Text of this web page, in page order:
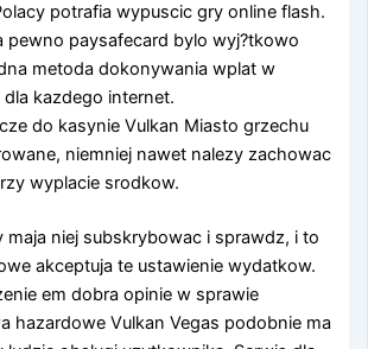
potrafia wypuscic gry online flash.
pewno paysafecard bylo wyj?tkowo
metoda dokonywania wplat w
kazdego internet.
do kasynie Vulkan Miasto grzechu
niemniej nawet nalezy zachowac
wyplacie srodkow.
maja niej subskrybowac i sprawdz, i to
akceptuja te ustawienie wydatkow.
em dobra opinie w sprawie
hazardowe Vulkan Vegas podobnie ma